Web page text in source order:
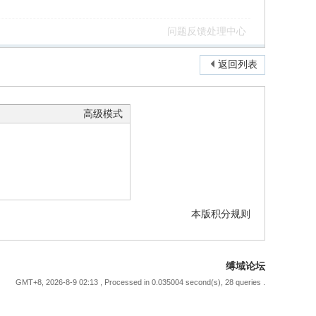
问题反馈处理中心
返回列表
高级模式
本版积分规则
缚域论坛
GMT+8, 2026-8-9 02:13 , Processed in 0.035004 second(s), 28 queries .